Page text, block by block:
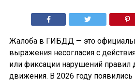
Жалоба в ГИБДД — это
выражения несогласия с
или фиксации нарушений правил
движения. В 2026 году